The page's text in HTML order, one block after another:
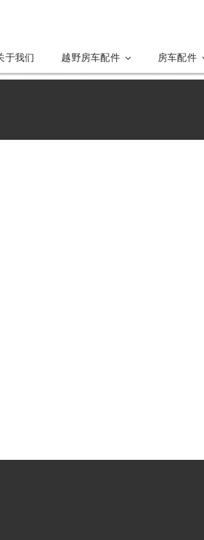
于我们 越野房车配件 房车配件